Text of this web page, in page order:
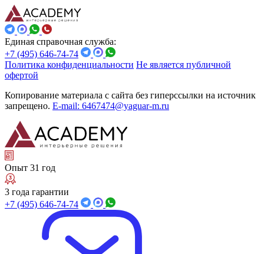
Единая справочная служба:
+7 (495) 646-74-74
Политика конфиденциальности Не является публичной
офертой
Копирование материала с сайта без гиперссылки на источник
запрещено. E-mail: 6467474@yaguar-m.ru
Опыт 31 год
3 года гарантии
+7 (495) 646-74-74